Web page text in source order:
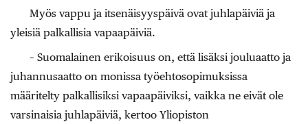
Myös vappu ja itsenäisyyspäivä ovat juhlapäiviä ja
yleisiä palkallisia vapaapäiviä.
– Suomalainen erikoisuus on, että lisäksi jouluaatto ja
juhannusaatto on monissa työehtosopimuksissa
määritelty palkallisiksi vapaapäiviksi, vaikka ne eivät ole
varsinaisia juhlapäiviä, kertoo Yliopiston